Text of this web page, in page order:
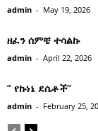
admin - May 19, 2026
ዘፈን ሰምቼ ተሳልኩ
admin - April 22, 2026
” የኩነኔ ደሴቶች’’
admin - February 25,